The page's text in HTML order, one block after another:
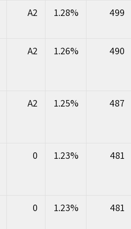
499
1.28%
A2
490
1.26%
A2
487
1.25%
A2
481
1.23%
0
481
1.23%
0